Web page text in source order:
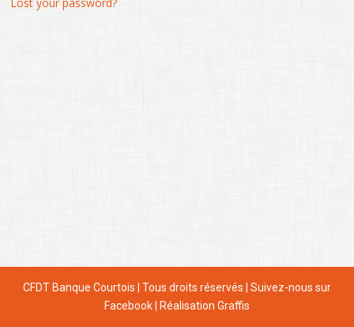
CFDT Banque Courtois | Tous droits réservés | Suivez-nous sur
Facebook | Réalisation Graffis